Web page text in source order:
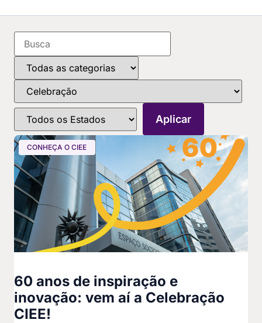
CONHEÇA O CIEE
60 anos de inspiração e
inovação: vem aí a Celebração
CIEE!